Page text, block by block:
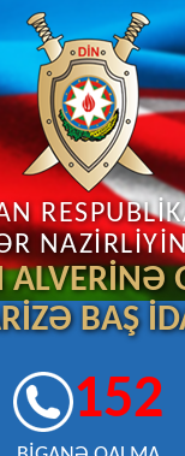
ALVERİNƏ
BAŞ
152